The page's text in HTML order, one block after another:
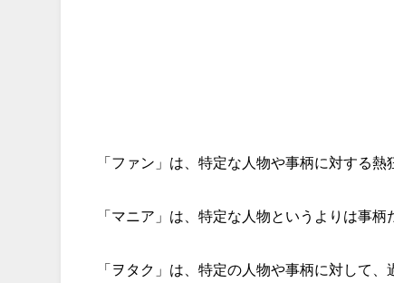
「ファン」は、特定な人物や事柄に対する熱
「マニア」は、特定な人物というよりは事
「ヲタク」は、特定の人物や事柄に対して、